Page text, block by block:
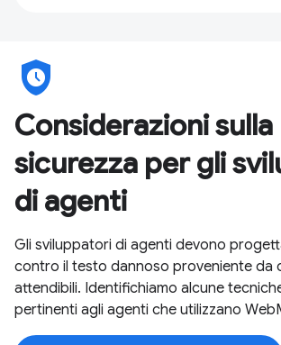
safety_check
Considerazioni sulla
sicurezza per gli
di agenti
Gli sviluppatori di agenti devono
contro il testo dannoso proveniente da
attendibili. Identifichiamo alcune
pertinenti agli agenti che utilizzano